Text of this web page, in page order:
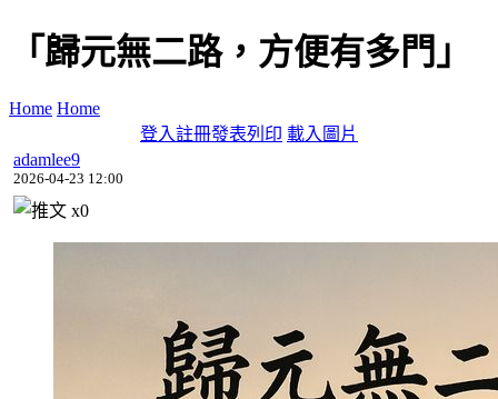
「歸元無二路，方便有多門」
Home Home
登入註冊發表列印 載入圖片
adamlee9
2026-04-23 12:00
x0